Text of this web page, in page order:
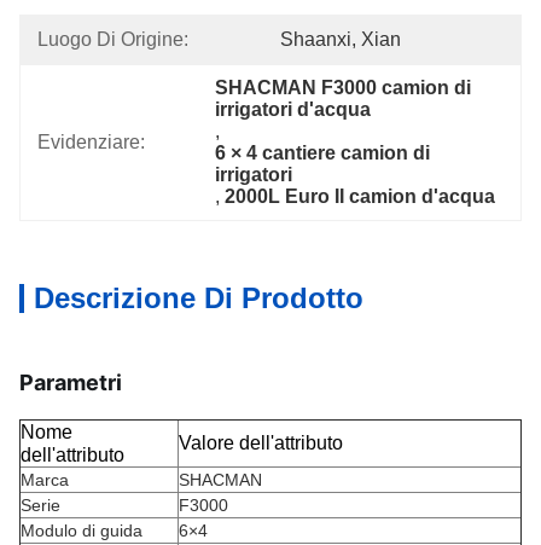
Luogo Di Origine: Shaanxi, Xian
Evidenziare:
SHACMAN F3000 camion di
irrigatori d'acqua
,
6 × 4 cantiere camion di
irrigatori
, 2000L Euro II camion d'acqua
Descrizione Di Prodotto
Parametri
Nome
dell'attributo
Valore dell'attributo
Marca
SHACMAN
Serie
F3000
Modulo di guida
6×4